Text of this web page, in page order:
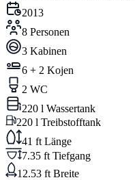
2013
8 Personen
3 Kabinen
6 + 2 Kojen
2 WC
220 l Wassertank
220 l Treibstofftank
41 ft Länge
7.35 ft Tiefgang
12.53 ft Breite